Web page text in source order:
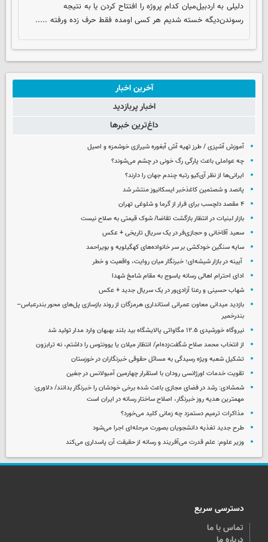
دلیلی به اردبیل‌‌میان کدام پروژه را افتتاح کردن یا به نتیجه
رسوندن‌‌دیگه خسته شدیم هر کسی اومده فقط حرف زده ورفته .....
آخرین اخبار
اخبار پربازدید
داغ‌ترین خبرها
آموزش آشپزی / طرز تهیه آش آبغوره شیرازی خوشمزه و اصیل
چه عواملی باعث پارگی رگ خونی در چشم می‌شوند؟
ایرانی‌ها از نظر آی‌کیو رتبه چندم جهان را دارند؟
پانصد و شصتمین کاغذخبر ایسکانیوز منتشر شد
۴ مقصد دلچسب برای فرار از گرما و شلوغی تهران
بازار لبنیات در انتظار بازگشت تقاضا/ شوک قیمتی به صلاح نیست
سعید آقاخانی و حجازی‌فر در یک سریال تاریخی + عکس
سایه سنگین خودکشی بر سر خانواده‌های کهگیلویه و بویراحمد
آیینه در بازار شیشه‌ای؛ خبرنگار میان روایت، واقعیت و خطر
ادای احترام اهالی رسانه یاسوج به مقام شامخ شهدا
شهاب حسینی و رعنا آزادی‌ور در یک سریال جدید + عکس
بازدید میدانی معاون عمرانی استانداری هرمزگان از روند بازسازی پل‌های محور بندرعباس–
بندرخمیر
نیروگاه خورشیدی ۱۲.۵ مگاواتی پالایشگاه بید بلند بهبهان وارد مدار تولید شد
از انتخاب محمد صلاح شگفت‌زده‌ام/ انتظار میلان یا یوونتوس را داشتم، نه ترابزون
تشکیل شعبه ویژه رسیدگی به مسائل حقوقی خبرنگاران در خوزستان
تقویت خدمات اورژانسی رودان با استقرار چهارمین آمبولانس در جغین
شمشادی: رشد در فضای مجازی باعث شده برخی خودشان را خبرنگار بدانند/ دلاوری:
مهمترین هدیه‌ روز خبرنگار، اصلاح ساختار رسانه در ایران است
مذاکرات ترمیم دستمزد چه زمانی کلید می‌خورد؟
طرح جدید تغذیه دانشجویان بصورت مرحله‌ای اجرا می‌شود
وزیر علوم: علم قدرت می‌آفریند و رسانه از حقیقت آن پاسداری می‌کند
دسترسی سریع
تماس با ما